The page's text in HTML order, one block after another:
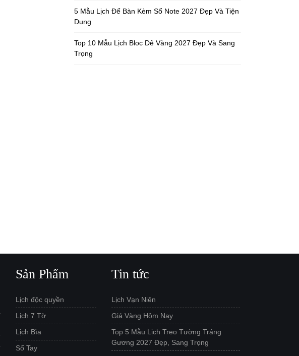
5 Mẫu Lịch Để Bàn Kèm Sổ Note 2027 Đẹp Và Tiện
Dụng
Top 10 Mẫu Lịch Bloc Dê Vàng 2027 Đẹp Và Sang
Trọng
Sản Phẩm
Lịch độc quyền
Lịch 7 Tờ
Lịch Bìa
Sổ Tay
Tin tức
Lịch Vạn Niên
Giá Vàng Hôm Nay
Top 5 Mẫu Lịch Treo Tường Tráng
Gương 2027 Đẹp, Sang Trọng